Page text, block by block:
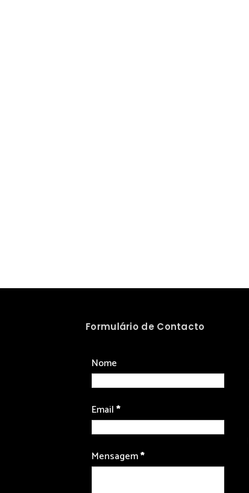
Formulário de Contacto
Nome
Email*
Mensagem*